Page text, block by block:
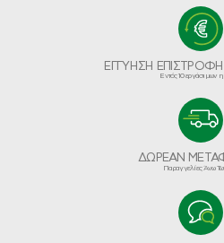
ΕΓΓΥΗΣΗ
Εντός 10 εργάσιμων
ΔΩΡΕΑΝ
Παραγγελίες Άνω